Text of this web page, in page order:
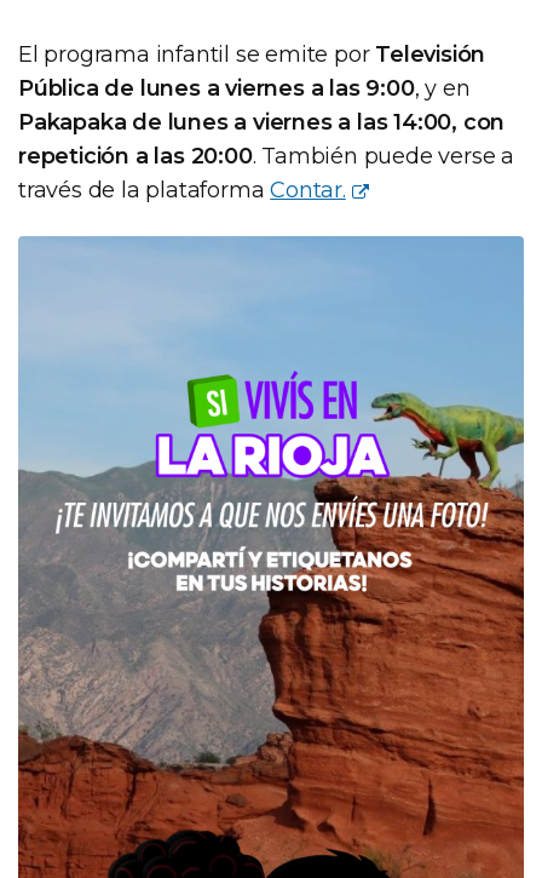
El programa infantil se emite por Televisión
Pública de lunes a viernes a las 9:00, y en
Pakapaka de lunes a viernes a las 14:00, con
repetición a las 20:00. También puede verse a
través de la plataformaContar.